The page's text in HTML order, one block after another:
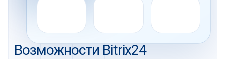
Возможности Bitrix24